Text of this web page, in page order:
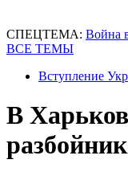
СПЕЦТЕМА: Война
ВСЕ ТЕМЫ
Вступление
В